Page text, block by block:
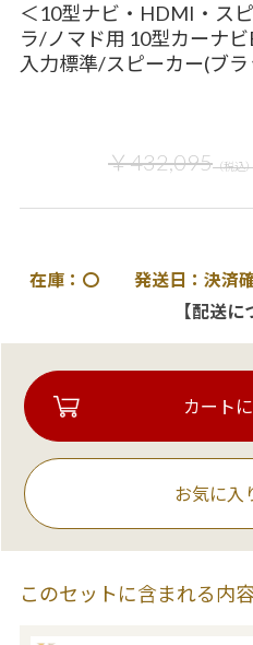
＜10型ナビ・HDMI・ス
ラ/ノマド用 10型カーナ
入力標準/スピーカー(ブ
￥432,095（税込
在庫：〇 発送日：決済確
【配送に
お気に入
このセットに含まれる内